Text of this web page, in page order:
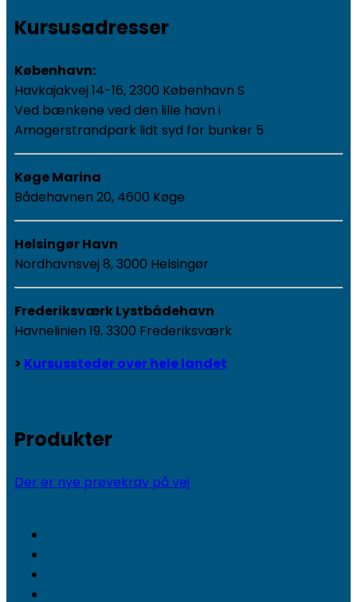
Kursusadresser
København:
Havkajakvej 14-16, 2300 København S
Ved bænkene ved den lille havn i
Amagerstrandpark lidt syd for bunker 5
Køge Marina
Bådehavnen 20, 4600 Køge
Helsingør Havn
Nordhavnsvej 8, 3000 Helsingør
Frederiksværk Lystbådehavn
Havnelinien 19, 3300 Frederiksværk
> Kursussteder over hele landet
Produkter
Der er nye prøvekrav på vej